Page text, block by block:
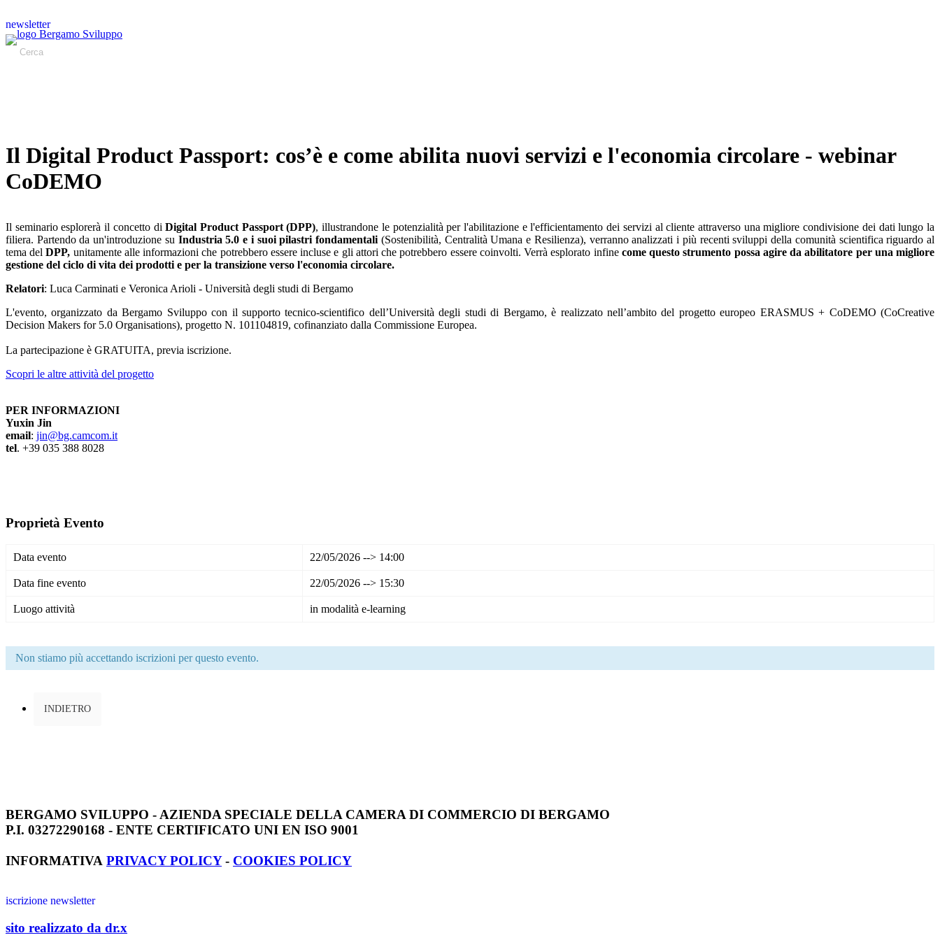
newsletter
Il Digital Product Passport: cos’è e come abilita nuovi servizi e l'economia circolare - webinar
CoDEMO
Il seminario esplorerà il concetto diDigital Product Passport (DPP), illustrandone le potenzialità per l'abilitazione e l'efficientamento dei servizi al cliente attraverso una migliore condivisione dei dati lungo la
filiera. Partendo da un'introduzione su Industria 5.0 e i suoi pilastri fondamentali (Sostenibilità, Centralità Umana e Resilienza), verranno analizzati i più recenti sviluppi della comunità scientifica riguardo al
tema delDPP, unitamente alle informazioni che potrebbero essere incluse e gli attori che potrebbero essere coinvolti. Verrà esplorato infinecome questo strumento possa agire da abilitatore per una migliore
gestione del ciclo di vita dei prodotti e per la transizione verso l'economia circolare.
Relatori: Luca Carminati e Veronica Arioli - Università degli studi di Bergamo
L'evento, organizzato da Bergamo Sviluppo con il supporto tecnico-scientifico dell’Università degli studi di Bergamo, è realizzato nell’ambito del progetto europeo ERASMUS + CoDEMO (CoCreative
Decision Makers for 5.0 Organisations), progetto N. 101104819, cofinanziato dalla Commissione Europea.
La partecipazione è GRATUITA, previa iscrizione.
Scopri le altre attività del progetto
PER INFORMAZIONI
Yuxin Jin
email: jin@bg.camcom.it
tel. +39 035 388 8028
Proprietà Evento
Data evento 22/05/2026 --> 14:00
Data fine evento 22/05/2026 --> 15:30
Luogo attività in modalità e-learning
Non stiamo più accettando iscrizioni per questo evento.
INDIETRO
BERGAMO SVILUPPO - AZIENDA SPECIALE DELLA CAMERA DI COMMERCIO DI BERGAMO
P.I. 03272290168 - ENTE CERTIFICATO UNI EN ISO 9001
INFORMATIVA PRIVACY POLICY- COOKIES POLICY
iscrizione newsletter
sito realizzato da dr.x